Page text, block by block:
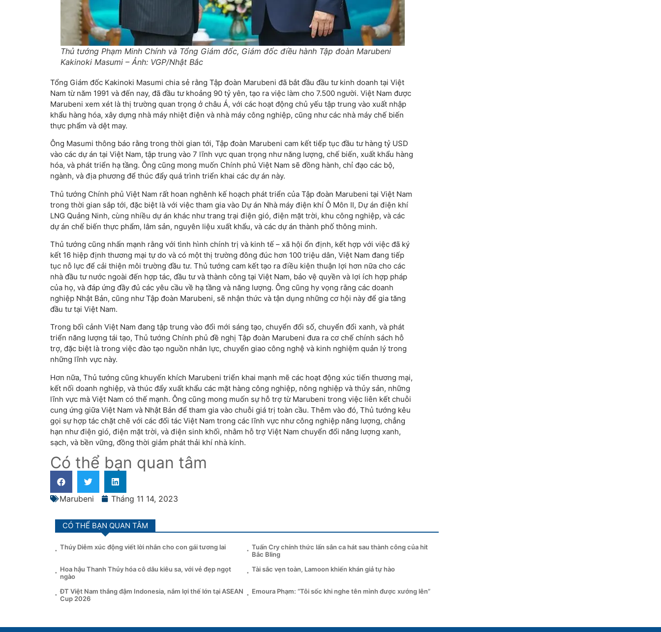
Thủ tướng Phạm Minh Chính và Tổng Giám đốc, Giám đốc điều hành Tập đoàn Marubeni
Kakinoki Masumi – Ảnh: VGP/Nhật Bắc
Tổng Giám đốc Kakinoki Masumi chia sẻ rằng Tập đoàn Marubeni đã bắt đầu đầu tư kinh doanh tại Việt
Nam từ năm 1991 và đến nay, đã đầu tư khoảng 90 tỷ yên, tạo ra việc làm cho 7.500 người. Việt Nam được
Marubeni xem xét là thị trường quan trọng ở châu Á, với các hoạt động chủ yếu tập trung vào xuất nhập
khẩu hàng hóa, xây dựng nhà máy nhiệt điện và nhà máy công nghiệp, cũng như các nhà máy chế biến
thực phẩm và dệt may.
Ông Masumi thông báo rằng trong thời gian tới, Tập đoàn Marubeni cam kết tiếp tục đầu tư hàng tỷ USD
vào các dự án tại Việt Nam, tập trung vào 7 lĩnh vực quan trọng như năng lượng, chế biến, xuất khẩu hàng
hóa, và phát triển hạ tầng. Ông cũng mong muốn Chính phủ Việt Nam sẽ đồng hành, chỉ đạo các bộ,
ngành, và địa phương để thúc đẩy quá trình triển khai các dự án này.
Thủ tướng Chính phủ Việt Nam rất hoan nghênh kế hoạch phát triển của Tập đoàn Marubeni tại Việt Nam
trong thời gian sắp tới, đặc biệt là với việc tham gia vào Dự án Nhà máy điện khí Ô Môn II, Dự án điện khí
LNG Quảng Ninh, cùng nhiều dự án khác như trang trại điện gió, điện mặt trời, khu công nghiệp, và các
dự án chế biến thực phẩm, lâm sản, nguyên liệu xuất khẩu, và các dự án thành phố thông minh.
Thủ tướng cũng nhấn mạnh rằng với tình hình chính trị và kinh tế – xã hội ổn định, kết hợp với việc đã ký
kết 16 hiệp định thương mại tự do và có một thị trường đông đúc hơn 100 triệu dân, Việt Nam đang tiếp
tục nỗ lực để cải thiện môi trường đầu tư. Thủ tướng cam kết tạo ra điều kiện thuận lợi hơn nữa cho các
nhà đầu tư nước ngoài đến hợp tác, đầu tư và thành công tại Việt Nam, bảo vệ quyền và lợi ích hợp pháp
của họ, và đáp ứng đầy đủ các yêu cầu về hạ tầng và năng lượng. Ông cũng hy vọng rằng các doanh
nghiệp Nhật Bản, cũng như Tập đoàn Marubeni, sẽ nhận thức và tận dụng những cơ hội này để gia tăng
đầu tư tại Việt Nam.
Trong bối cảnh Việt Nam đang tập trung vào đổi mới sáng tạo, chuyển đổi số, chuyển đổi xanh, và phát
triển năng lượng tái tạo, Thủ tướng Chính phủ đề nghị Tập đoàn Marubeni đưa ra cơ chế chính sách hỗ
trợ, đặc biệt là trong việc đào tạo nguồn nhân lực, chuyển giao công nghệ và kinh nghiệm quản lý trong
những lĩnh vực này.
Hơn nữa, Thủ tướng cũng khuyến khích Marubeni triển khai mạnh mẽ các hoạt động xúc tiến thương mại,
kết nối doanh nghiệp, và thúc đẩy xuất khẩu các mặt hàng công nghiệp, nông nghiệp và thủy sản, những
lĩnh vực mà Việt Nam có thế mạnh. Ông cũng mong muốn sự hỗ trợ từ Marubeni trong việc liên kết chuỗi
cung ứng giữa Việt Nam và Nhật Bản để tham gia vào chuỗi giá trị toàn cầu. Thêm vào đó, Thủ tướng kêu
gọi sự hợp tác chặt chẽ với các đối tác Việt Nam trong các lĩnh vực như công nghiệp năng lượng, chẳng
hạn như điện gió, điện mặt trời, và điện sinh khối, nhằm hỗ trợ Việt Nam chuyển đổi năng lượng xanh,
sạch, và bền vững, đồng thời giảm phát thải khí nhà kính.
Có thể bạn quan tâm
Marubeni Tháng 11 14, 2023
CÓ THỂ BẠN QUAN TÂM
Thúy Diễm xúc động viết lời nhắn cho con gái tương lai
Tuấn Cry chính thức lấn sân ca hát sau thành công của hit
Bắc Bling
Hoa hậu Thanh Thủy hóa cô dâu kiêu sa, với vẻ đẹp ngọt
ngào
Tài sắc vẹn toàn, Lamoon khiến khán giả tự hào
ĐT Việt Nam thắng đậm Indonesia, nắm lợi thế lớn tại ASEAN
Cup 2026
Emoura Phạm: “Tôi sốc khi nghe tên mình được xướng lên”